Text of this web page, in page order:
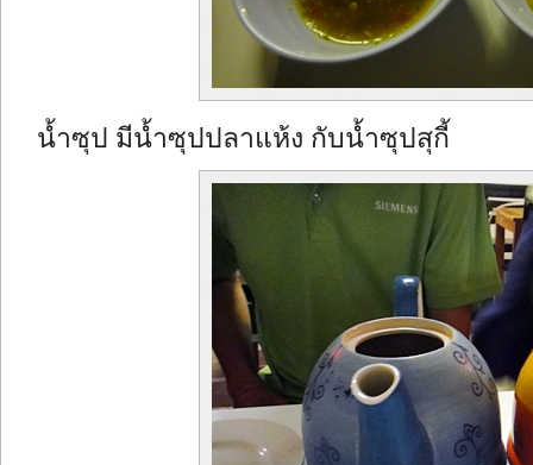
น้ำซุป มีน้ำซุปปลาแห้ง กับน้ำซุปสุกี้